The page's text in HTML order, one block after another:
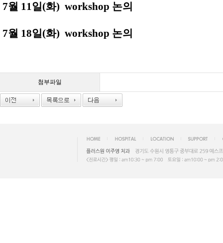
7월 11일(화) workshop 논의
7월 18일(화) workshop 논의
첨부파일